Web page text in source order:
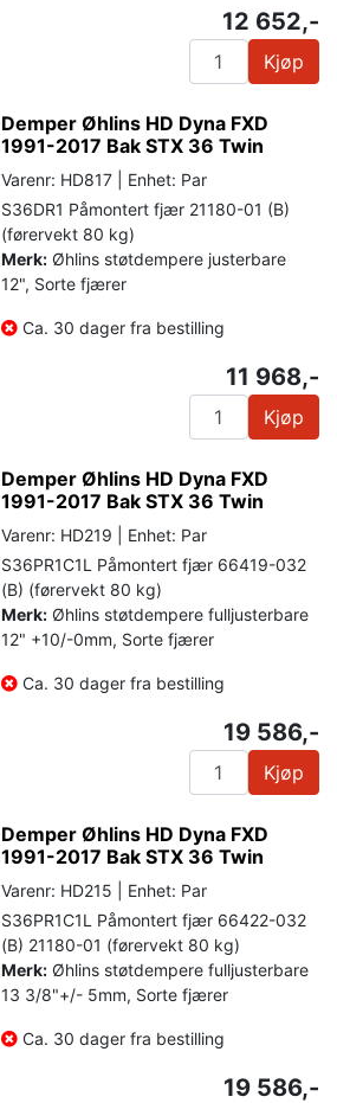
12 652,-
Kjøp
Demper Øhlins HD Dyna FXD
1991-2017 Bak STX 36 Twin
Varenr: HD817 | Enhet: Par
S36DR1 Påmontert fjær 21180-01 (B)
(førervekt 80 kg)
Merk: Øhlins støtdempere justerbare
12", Sorte fjærer
Ca. 30 dager fra bestilling
11 968,-
Kjøp
Demper Øhlins HD Dyna FXD
1991-2017 Bak STX 36 Twin
Varenr: HD219 | Enhet: Par
S36PR1C1L Påmontert fjær 66419-032
(B) (førervekt 80 kg)
Merk: Øhlins støtdempere fulljusterbare
12" +10/-0mm, Sorte fjærer
Ca. 30 dager fra bestilling
19 586,-
Kjøp
Demper Øhlins HD Dyna FXD
1991-2017 Bak STX 36 Twin
Varenr: HD215 | Enhet: Par
S36PR1C1L Påmontert fjær 66422-032
(B) 21180-01 (førervekt 80 kg)
Merk: Øhlins støtdempere fulljusterbare
13 3/8"+/- 5mm, Sorte fjærer
Ca. 30 dager fra bestilling
19 586,-